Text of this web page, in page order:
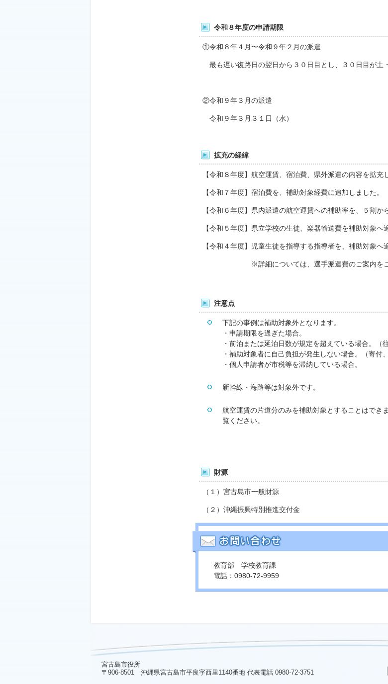
令和８年度の申請期限
①令和８年４月〜令和９年２月の派遣
最も遅い復路日の翌日から３０日目とし、３０日目が土
②令和９年３月の派遣
令和９年３月３１日（水）
拡充の経緯
【令和８年度】航空運賃、宿泊費、県外派遣の内容を拡充
【令和７年度】宿泊費を、補助対象経費に追加しました。
【令和６年度】県内派遣の航空運賃への補助率を、５割か
【令和５年度】県立学校の生徒、楽器輸送費を補助対象へ
【令和４年度】児童生徒を指導する指導者を、補助対象へ
※詳細については、選手派遣費のご案内をご覧
注意点
下記の事例は補助対象外となります。
・申請期限を過ぎた場合。
・前泊または延泊日数が規定を超えている場合。（
・補助対象者に自己負担が発生しない場合。（寄付
・個人申請者が市税等を滞納している場合。
新幹線・海路等は対象外です。
航空運賃の片道分のみを補助対象とすることはで
覧ください。
財源
（１）宮古島市一般財源
（２）沖縄振興特別推進交付金
教育部 学校教育課
電話：0980-72-9959
宮古島市役所
〒906-8501 沖縄県宮古島市平良字西里1140番地 代表電話 0980-72-3751